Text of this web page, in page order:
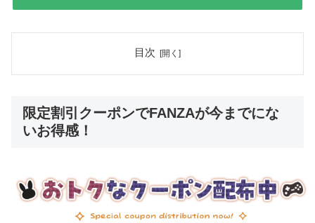
目次
限定割引クーポンでFANZAが今までにな
いお得感！